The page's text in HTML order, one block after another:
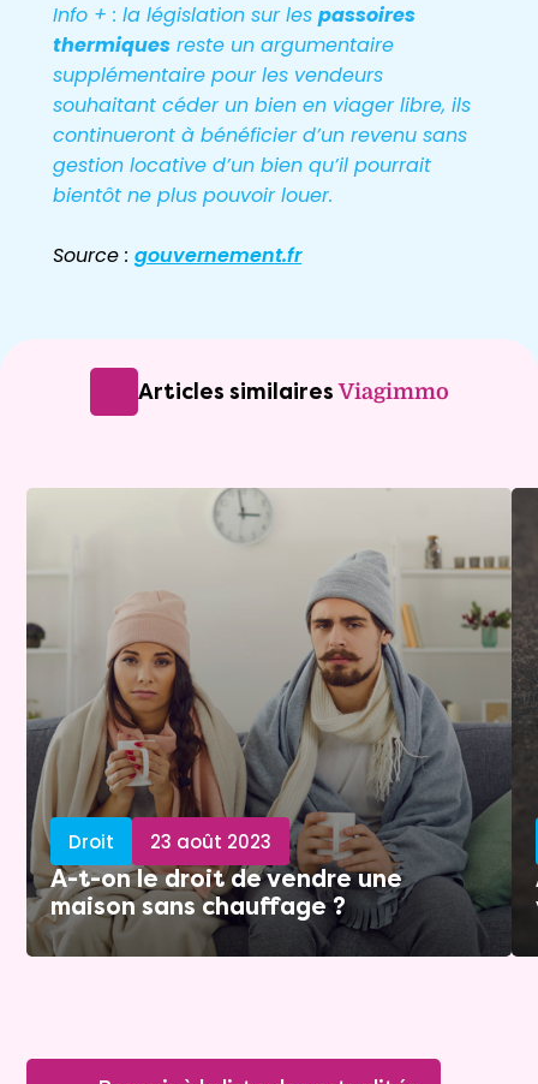
Info + : la législation sur les passoires
thermiques reste un argumentaire
supplémentaire pour les vendeurs
souhaitant céder un bien en viager libre, ils
continueront à bénéficier d’un revenu sans
gestion locative d’un bien qu’il pourrait
bientôt ne plus pouvoir louer.
Source : gouvernement.fr
Articles similairesViagimmo
Droit 23 août 2023
A-t-on le droit de vendre une
maison sans chauffage ?